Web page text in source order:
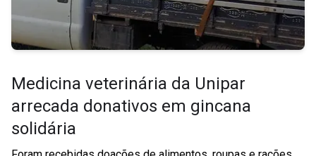
Medicina veterinária da Unipar
arrecada donativos em gincana
solidária